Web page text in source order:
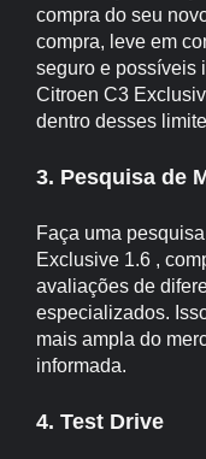
compra do seu
compra, leve em
seguro e possíveis
Citroen C3
dentro desses
3. Pesquisa de
Faça uma
Exclusive 1.6 ,
avaliações de
especializados.
mais ampla do
informada.
4. Test Drive